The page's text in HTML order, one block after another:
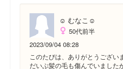
☺ むなこ☺
50代前半
2023/09/04 08:28
このたびは、ありがとうござい
だいぶ髪の毛も傷んでいました